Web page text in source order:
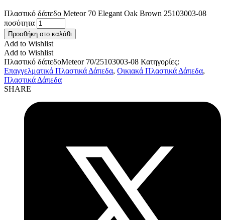
Πλαστικό δάπεδο Meteor 70 Elegant Oak Brown 25103003-08
ποσότητα
Προσθήκη στο καλάθι
Add to Wishlist
Add to Wishlist
Πλαστικό δάπεδοMeteor 70/25103003-08 Κατηγορίες:
Επαγγελματικά Πλαστικά Δάπεδα, Οικιακά Πλαστικά Δάπεδα,
Πλαστικά Δάπεδα
SHARE